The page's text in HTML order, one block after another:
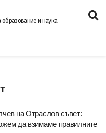
образование и наука
на Отраслов съвет:
да взимаме правилните